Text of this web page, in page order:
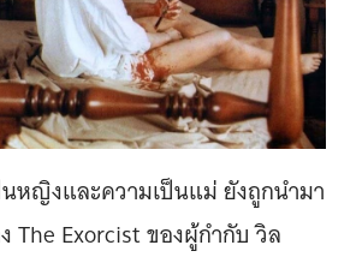
หญิงและความเป็นแม่ ยังถูกนำมา
The Exorcist ของผู้กำกับ วิล